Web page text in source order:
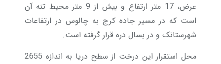
عرض، 17 متر ارتفاع و بیش از 9 متر محیط تنه آن
است که در مسیر جاده کرج به چالوس در ارتفاعات
شهرستانک و در بسال دره قرار گرفته است.
محل استقرار این درخت از سطح دریا به اندازه 2655